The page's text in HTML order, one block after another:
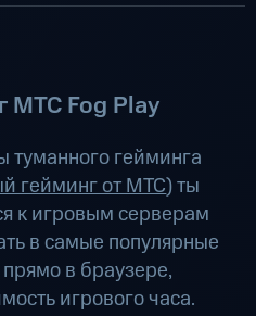
МТС Fog Play
гейминга
гейминг от МТС) ты
к игровым серверам
в самые популярные
в браузере,
игрового часа.